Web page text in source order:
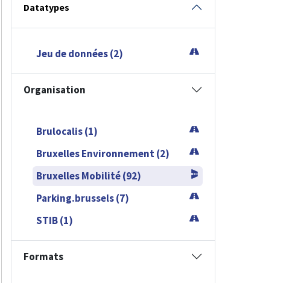
Datatypes
Jeu de données (2)
Organisation
Brulocalis (1)
Bruxelles Environnement (2)
Bruxelles Mobilité (92)
Parking.brussels (7)
STIB (1)
Formats